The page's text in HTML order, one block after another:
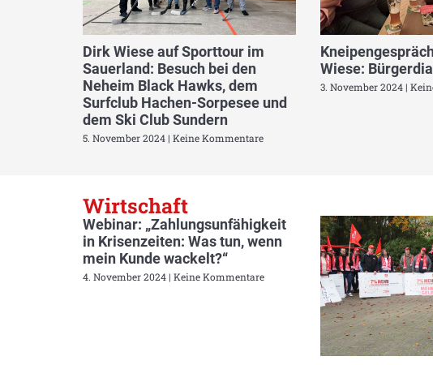
Dirk Wiese auf Sporttour im
Sauerland: Besuch bei den
Neheim Black Hawks, dem
Surfclub Hachen-Sorpesee und
dem Ski Club Sundern
5. November 2024 Keine Kommentare
Wiese:
3. November 2024
Wirtschaft
Webinar: „Zahlungsunfähigkeit
in Krisenzeiten: Was tun, wenn
mein Kunde wackelt?“
4. November 2024 Keine Kommentare